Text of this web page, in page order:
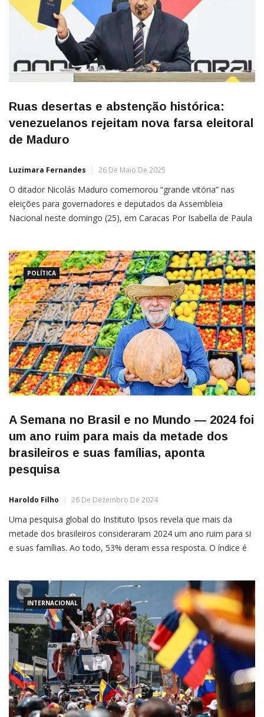
Ruas desertas e abstenção histórica:
venezuelanos rejeitam nova farsa eleitoral
de Maduro
Luzimara Fernandes 26 De Maio De 2025
O ditador Nicolás Maduro comemorou “grande vitória” nas
eleições para governadores e deputados da Assembleia
Nacional neste domingo (25), em Caracas Por Isabella de Paula
domingo (25), antes mesmo do fechamento das seções
eleitorais pelo país e do
POLÍTICA
A Semana no Brasil e no Mundo — 2024 foi
um ano ruim para mais da metade dos
brasileiros e suas famílias, aponta
pesquisa
Haroldo Filho 26 De Dezembro De 2024
Uma pesquisa global do Instituto Ipsos revela que mais da
metade dos brasileiros consideraram 2024 um ano ruim para si
e suas famílias. Ao todo, 53% deram essa resposta. O índice é
negativamente, alinhando-se […]
INTERNACIONAL